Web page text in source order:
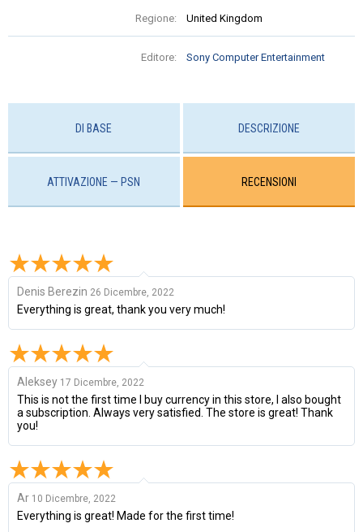
Regione: United Kingdom
Editore: Sony Computer Entertainment
DI BASE DESCRIZIONE
ATTIVAZIONE — PSN RECENSIONI
Denis Berezin 26 Dicembre, 2022
Everything is great, thank you very much!
Aleksey 17 Dicembre, 2022
This is not the first time I buy currency in this store, I also bought
a subscription. Always very satisfied. The store is great! Thank
you!
Ar 10 Dicembre, 2022
Everything is great! Made for the first time!